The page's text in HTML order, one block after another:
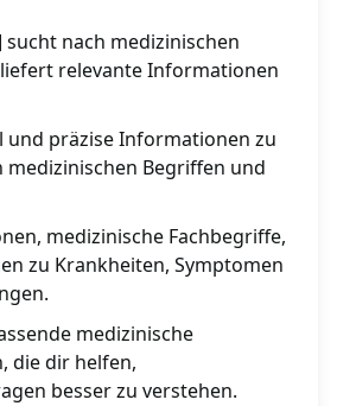
sucht nach medizinischen
relevante Informationen
und präzise Informationen zu
medizinischen Begriffen und
medizinische Fachbegriffe,
zu Krankheiten, Symptomen
medizinische
die dir helfen,
besser zu verstehen.